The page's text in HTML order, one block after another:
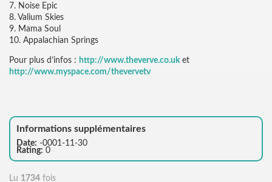
7. Noise Epic
8. Valium Skies
9. Mama Soul
10. Appalachian Springs
Pour plus d’infos : http://www.theverve.co.uket
http://www.myspace.com/thevervetv
Informations supplémentaires
Date: -0001-11-30
Rating: 0
Lu 1734 fois